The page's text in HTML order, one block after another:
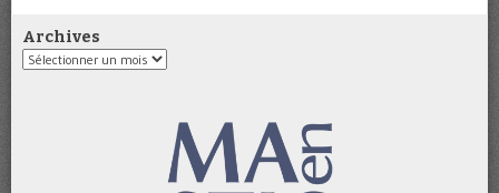
Archives
Archives